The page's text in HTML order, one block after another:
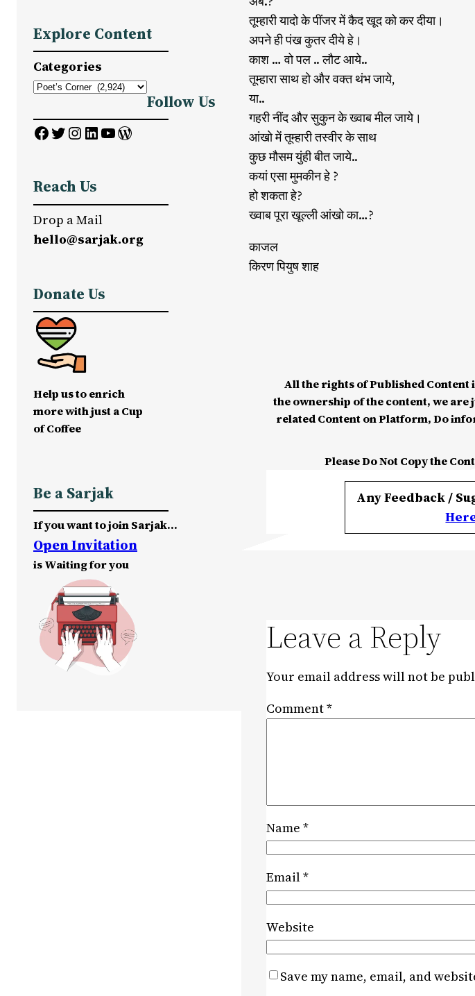
r
c
h
Explore Content
Categories
Follow Us
Facebook Twitter InstagramLinkedIn YouTube WordPress
Reach Us
Drop a Mail
hello@sarjak.org
Donate Us
Help us to enrich
more with just a Cup
of Coffee
Be a Sarjak
If you want to join Sarjak…
Open Invitation
is Waiting for you
तूम्हारी यादो के पींजर में कैद खूद को कर दीया।
अपने ही पंख कुतर दीये हे।
काश … वो पल .. लौट आये..
तूम्हारा साथ हो और वक्त थंभ जाये,
या..
गहरी नींद और सुकुन के ख्वाब मील जाये।
आंखो में तूम्हारी तस्वीर के साथ
कुछ मौसम युंही बीत जाये..
कयां एसा मुमकीन हे ?
हो शकता हे?
ख्वाब पूरा खूल्ली आंखो का…?
काजल
किरण पियुष शाह
All the rights of Published
the ownership of the content, we
related Content on Platform, Do
Please Do Not Copy the
Any Feedback /
Leave a Reply
Your email address will not be
Comment*
Name *
Email*
Website
Save my name, email, and